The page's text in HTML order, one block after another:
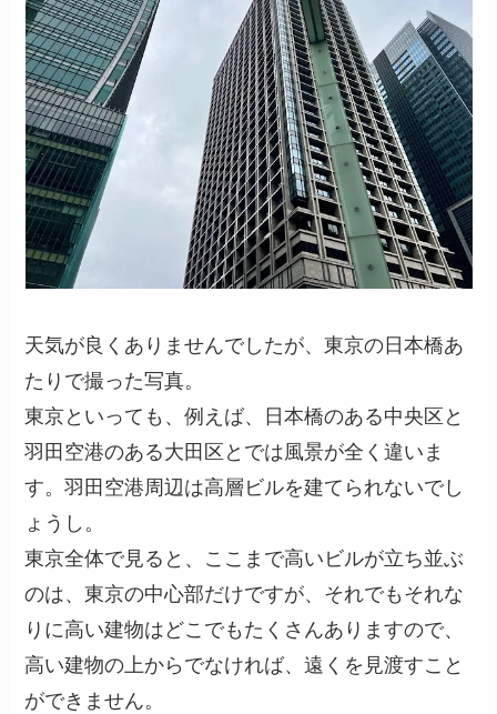
天気が良くありませんでしたが、東京の日本橋あ
たりで撮った写真。
東京といっても、例えば、日本橋のある中央区と
羽田空港のある大田区とでは風景が全く違いま
す。羽田空港周辺は高層ビルを建てられないでし
ょうし。
東京全体で見ると、ここまで高いビルが立ち並ぶ
のは、東京の中心部だけですが、それでもそれな
りに高い建物はどこでもたくさんありますので、
高い建物の上からでなければ、遠くを見渡すこと
ができません。